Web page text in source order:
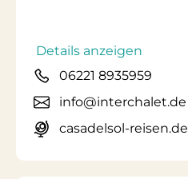
Details anzeigen
06221 8935959
info@interchalet.de
casadelsol-reisen.de